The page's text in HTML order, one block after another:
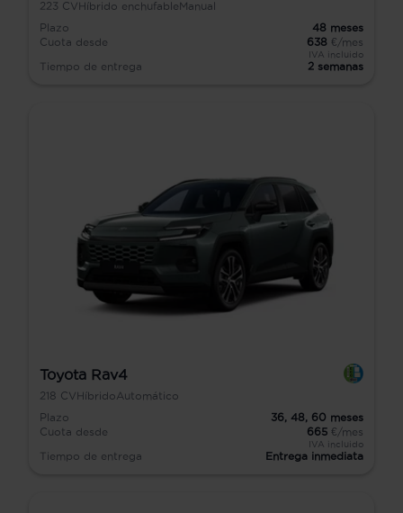
223 CV Híbrido enchufable Manual
Plazo
48 meses
Cuota desde
638 €/mes
IVA incluido
Tiempo de entrega 2 semanas
Toyota Rav4
218 CVHíbridoAutomático
Plazo
36, 48, 60 meses
Cuota desde
665 €/mes
IVA incluido
Tiempo de entrega Entrega inmediata